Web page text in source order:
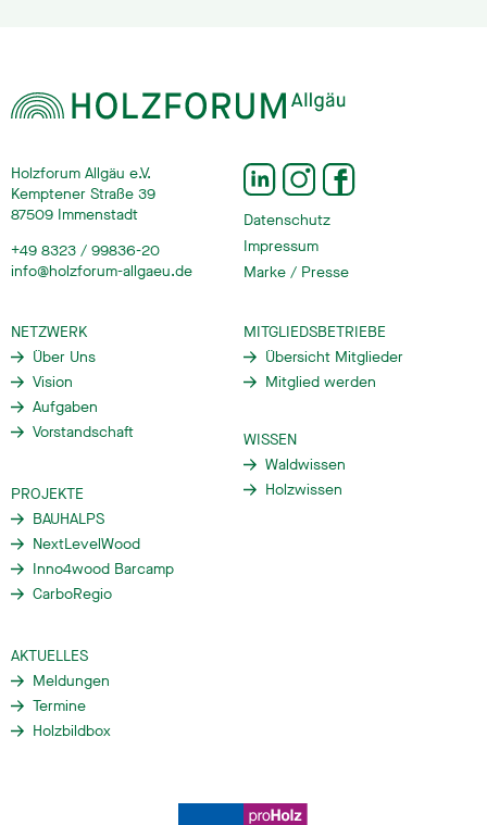
Holzforum Allgäu e.V.
Kemptener Straße 39
87509 Immenstadt
+49 8323 / 99836-20
info@holzforum-allgaeu.de
Datenschutz
Impressum
Marke / Presse
NETZWERK
Über Uns
Vision
Aufgaben
Vorstandschaft
MITGLIEDSBETRIEBE
Übersicht Mitglieder
Mitglied werden
WISSEN
Waldwissen
Holzwissen
PROJEKTE
BAUHALPS
NextLevelWood
Inno4wood Barcamp
CarboRegio
AKTUELLES
Meldungen
Termine
Holzbildbox